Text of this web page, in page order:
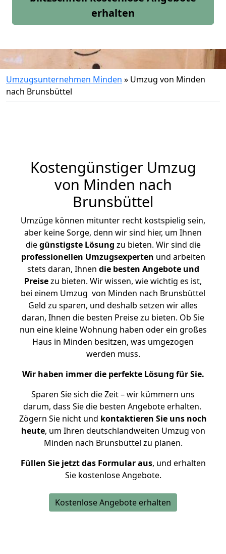
erhalten
Umzugsunternehmen Minden » Umzug von Minden
nach Brunsbüttel
Kostengünstiger Umzug
von Minden nach
Brunsbüttel
Umzüge können mitunter recht kostspielig sein,
aber keine Sorge, denn wir sind hier, um Ihnen
diegünstigste Lösung zu bieten. Wir sind die
professionellen Umzugsexperten und arbeiten
stets daran, Ihnen die besten Angebote und
Preisezu bieten. Wir wissen, wie wichtig es ist,
bei einem Umzug von Minden nach Brunsbüttel
Geld zu sparen, und deshalb setzen wir alles
daran, Ihnen die besten Preise zu bieten. Ob Sie
nun eine kleine Wohnung haben oder ein großes
Haus in Minden besitzen, was umgezogen
werden muss.
Wir haben immer die perfekte Lösung für Sie.
Sparen Sie sich die Zeit – wir kümmern uns
darum, dass Sie die besten Angebote erhalten.
Zögern Sie nicht und kontaktieren Sie uns noch
heute, um Ihren deutschlandweiten Umzug von
Minden nach Brunsbüttel zu planen.
Füllen Sie jetzt das Formular aus, und erhalten
Sie kostenlose Angebote.
Kostenlose Angebote erhalten